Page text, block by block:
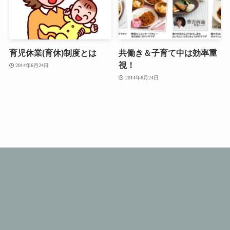
育児休業(育休)制度とは
2014年6月24日
共働き＆子育て中は効率重
視！
2014年6月24日